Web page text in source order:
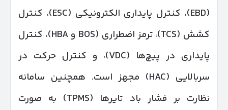
(EBD)، کنترل پایداری الکترونیکی (ESC)، کنترل
کشش (TCS)، ترمز اضطراری (BOS و HBA)، کنترل
پایداری در پیچ‌ها (VDC)، و کنترل حرکت در
سربالایی (HAC) مجهز است. همچنین سامانه
نظارت بر فشار باد تایرها (TPMS) به صورت